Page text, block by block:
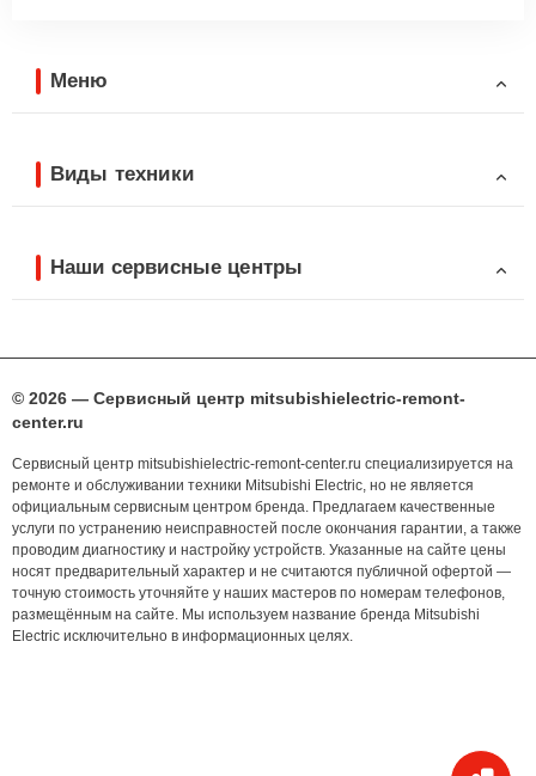
Меню
Виды техники
Наши сервисные центры
© 2026 — Сервисный центр mitsubishielectric-remont-
center.ru
Сервисный центр mitsubishielectric-remont-center.ru специализируется на
ремонте и обслуживании техники Mitsubishi Electric, но не является
официальным сервисным центром бренда. Предлагаем качественные
услуги по устранению неисправностей после окончания гарантии, а также
проводим диагностику и настройку устройств. Указанные на сайте цены
носят предварительный характер и не считаются публичной офертой —
точную стоимость уточняйте у наших мастеров по номерам телефонов,
размещённым на сайте. Мы используем название бренда Mitsubishi
Electric исключительно в информационных целях.